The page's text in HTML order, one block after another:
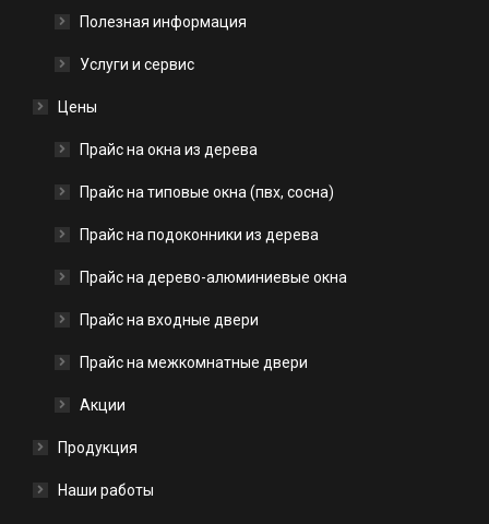
Полезная информация
Услуги и сервис
Цены
Прайс на окна из дерева
Прайс на типовые окна (пвх, сосна)
Прайс на подоконники из дерева
Прайс на дерево-алюминиевые окна
Прайс на входные двери
Прайс на межкомнатные двери
Акции
Продукция
Наши работы